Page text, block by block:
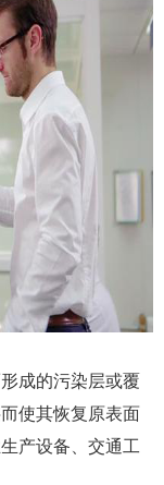
成的污染层或覆
使其恢复原表面
产设备、交通工